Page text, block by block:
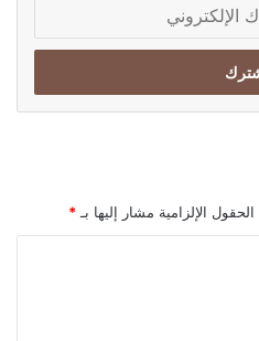
الحقول الإلزامية مشار إليها بـ *